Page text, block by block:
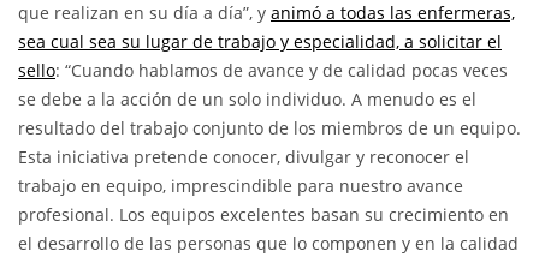
que realizan en su día a día”, y animó a todas las enfermeras,
sea cual sea su lugar de trabajo y especialidad, a solicitar el
sello: “Cuando hablamos de avance y de calidad pocas veces
se debe a la acción de un solo individuo. A menudo es el
resultado del trabajo conjunto de los miembros de un equipo.
Esta iniciativa pretende conocer, divulgar y reconocer el
trabajo en equipo, imprescindible para nuestro avance
profesional. Los equipos excelentes basan su crecimiento en
el desarrollo de las personas que lo componen y en la calidad